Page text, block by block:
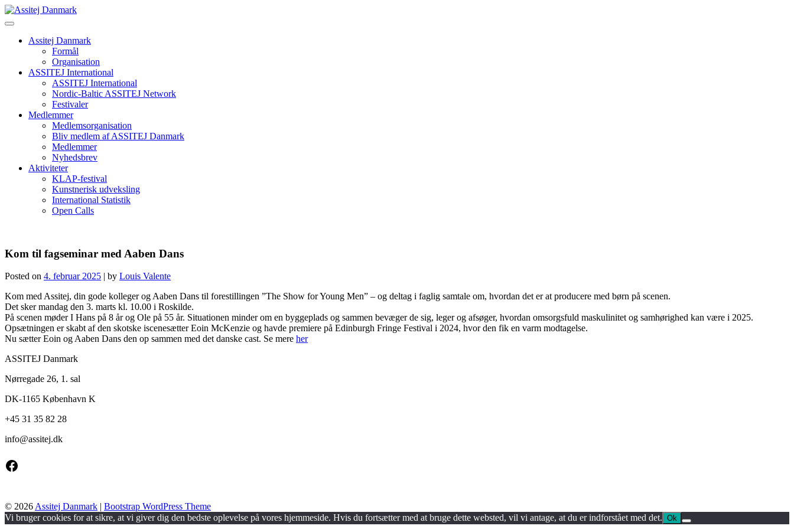
Skip
to
Assitej Danmark
Formål
Organisation
ASSITEJ International
ASSITEJ International
Nordic-Baltic ASSITEJ Network
Festivaler
Medlemmer
Medlemsorganisation
Bliv medlem af ASSITEJ Danmark
Medlemmer
Nyhedsbrev
Aktiviteter
KLAP-festival
Kunstnerisk udveksling
International Statistik
Open Calls
Kom til fagseminar med Aaben Dans
Posted on 4. februar 2025 | by Louis Valente
Kom med Assitej, din gode kolleger og Aaben Dans til forestillingen ”The Show for Young Men” – og deltag i faglig samtale om, hvordan det er at producere med børn på scenen.
Det sker mandag den 3. marts kl. 10.00 i Roskilde.
På scenen møder I Hans på 8 år og Ole på 55 år. Situationen minder om en byggeplads og sammen bevæger de sig, leger og afsøger, hvordan omsorgsfuld maskulinitet og samhørighed kan være i 2025.
Opsætningen er skabt af den skotske iscenesætter Eoin McKenzie og havde premiere på Edinburgh Fringe Festival i 2024, hvor den fik en varm modtagelse.
Nu sætter Eoin og Aaben Dans den op sammen med det danske cast. Se mere her
ASSITEJ Danmark
Nørregade 26, 1. sal
DK-1165 København K
+45 31 35 82 28
info@assitej.dk
Facebook
© 2026Assitej Danmark | Bootstrap WordPress Theme
Vi bruger cookies for at sikre, at vi giver dig den bedste oplevelse på vores hjemmeside. Hvis du fortsætter med at bruge dette websted, vil vi antage, at du er indforstået med det. Ok